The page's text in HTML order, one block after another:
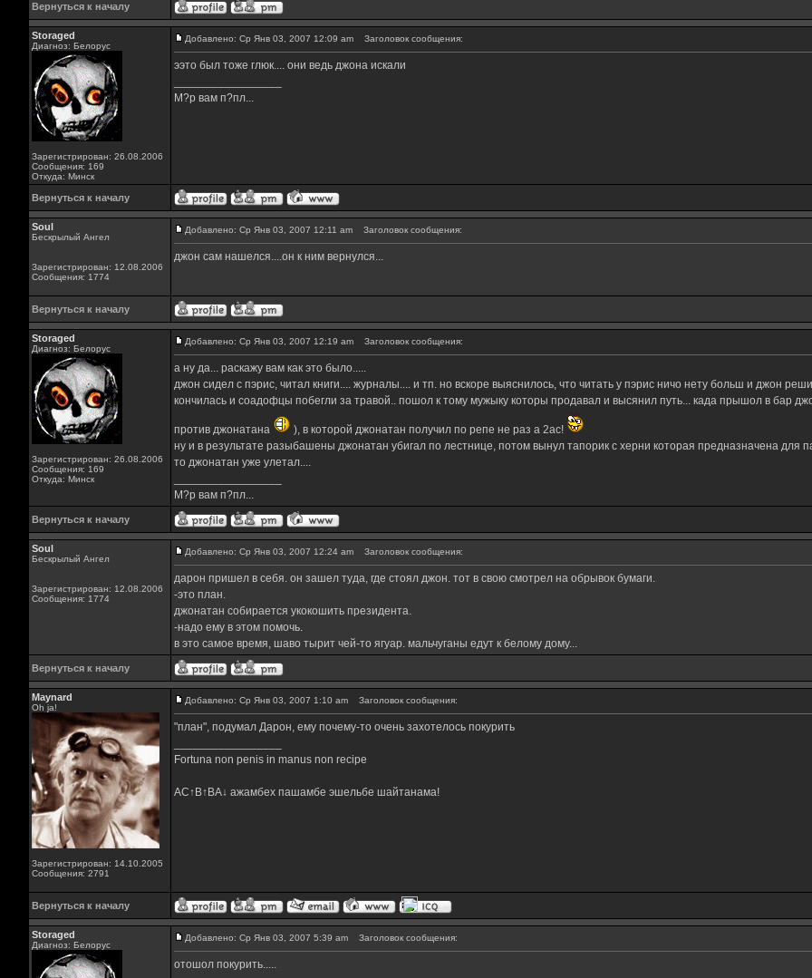
Вернуться к началу
Storaged
Диагноз: Белорус
Зарегистрирован: 26.08.2006
Сообщения: 169
Откуда: Минск
Добавлено: Ср Янв 03, 2007 12:09 am Заголовок сообщения:
ээто был тоже глюк.... они ведь джона искали
М?р вам п?пл...
Вернуться к началу
Soul
Бескрылый Ангел
Зарегистрирован: 12.08.2006
Сообщения: 1774
Добавлено: Ср Янв 03, 2007 12:11 am Заголовок сообщения:
джон сам нашелся....он к ним вернулся...
Вернуться к началу
Storaged
Диагноз: Белорус
Зарегистрирован: 26.08.2006
Сообщения: 169
Откуда: Минск
Добавлено: Ср Янв 03, 2007 12:19 am Заголовок сообщения:
а ну да... раскажу вам как это было.....
джон сидел с пэрис, читал книги.... журналы.... и тп. но вскоре выяснилось, что читать у пэрис ничо нету больш и джон
кончилась и соадофцы побегли за травой.. пошол к тому мужыку которы продавал и высянил путь... када прышол в бар
против джонатана
), в которой джонатан получил по репе не раз а 2ас!
ну и в результате разыбашены джонатан убигал по лестнице, потом вынул тапорик с херни которая предназначена для
то джонатан уже улетал....
М?р вам п?пл...
Вернуться к началу
Soul
Бескрылый Ангел
Зарегистрирован: 12.08.2006
Сообщения: 1774
Добавлено: Ср Янв 03, 2007 12:24 am Заголовок сообщения:
дарон пришел в себя. он зашел туда, где стоял джон. тот в свою смотрел на обрывок бумаги.
-это план.
джонатан собирается укокошить президента.
-надо ему в этом помочь.
в это самое время, шаво тырит чей-то ягуар. мальчуганы едут к белому дому...
Вернуться к началу
Maynard
Oh ja!
Зарегистрирован: 14.10.2005
Сообщения: 2791
Добавлено: Ср Янв 03, 2007 1:10 am Заголовок сообщения:
"план", подумал Дарон, ему почему-то очень захотелось покурить
Fortuna non penis in manus non recipe
AC↑B↑BA↓ ажамбех пашамбе эшельбе шайтанама!
Вернуться к началу
Storaged
Диагноз: Белорус
Добавлено: Ср Янв 03, 2007 5:39 am Заголовок сообщения:
отошол покурить.....